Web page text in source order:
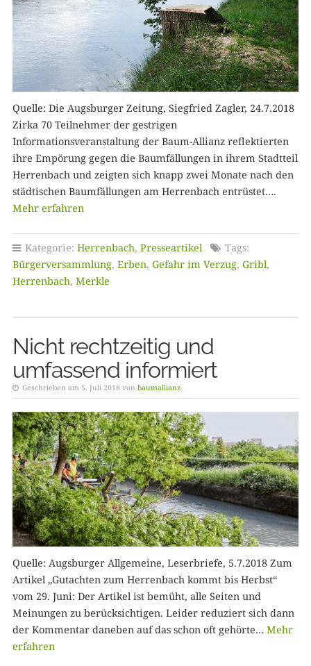
Quelle: Die Augsburger Zeitung, Siegfried Zagler, 24.7.2018
Zirka 70 Teilnehmer der gestrigen
Informationsveranstaltung der Baum-Allianz reflektierten
ihre Empörung gegen die Baumfällungen in ihrem Stadtteil
Herrenbach und zeigten sich knapp zwei Monate nach den
städtischen Baumfällungen am Herrenbach entrüstet….
Mehr erfahren
Kategorie: Herrenbach, Presseartikel
Tags:
Bürgerversammlung, Erben, Gefahr im Verzug, Gribl,
Herrenbach, Merkle
Nicht rechtzeitig und
umfassend informiert
Geschrieben am 5. Juli 2018 von baumallianz
Quelle: Augsburger Allgemeine, Leserbriefe, 5.7.2018 Zum
Artikel „Gutachten zum Herrenbach kommt bis Herbst“
vom 29. Juni: Der Artikel ist bemüht, alle Seiten und
Meinungen zu berücksichtigen. Leider reduziert sich dann
der Kommentar daneben auf das schon oft gehörte… Mehr
erfahren